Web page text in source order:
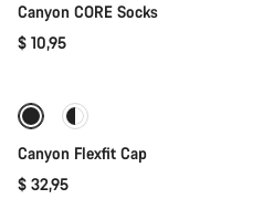
Canyon CORE Socks
$ 10,95
Canyon Flexfit Cap
$ 32,95